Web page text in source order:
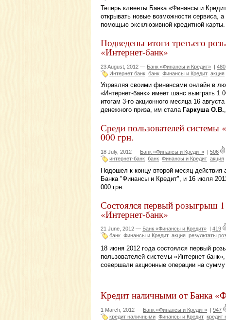
Теперь клиенты Банка «Финансы и
открывать новые возможности сервиса,
помощью эксклюзивной кредитной карты.
Подведены итоги третьего
«Интернет-банк»
23 August, 2012 — Банк «Финансы и Кредит» | 480
Интернет банк банк Финансы и Кредит акция
Управляя своими финансами онлайн в
«Интернет-банк» имеет шанс выиграть 1
итогам 3-го акционного месяца 16
денежного приза, им стала Гаркуша О.В.
Среди пользователей системы
000 грн.
18 July, 2012 — Банк «Финансы и Кредит» | 506
интернет-банк банк Финансы и Кредит акция
Подошел к концу второй месяц действия
Банка "Финансы и Кредит", и 16 июля
000 грн.
Состоялся первый розыгрыш 1
«Интернет-банк»
21 June, 2012 — Банк «Финансы и Кредит»
419
банк Финансы и Кредит акция результаты
18 июня 2012 года состоялся первый
пользователей системы «Интернет-
совершали акционные операции на сумму
Кредит наличными от Банка
1 March, 2012 — Банк «Финансы и Кредит» | 947
кредит наличными Финансы и Кредит кредит